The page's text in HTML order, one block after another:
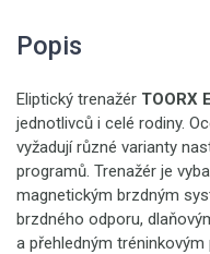
Popis
Eliptický trenažér TOORX
jednotlivců i celé rodiny.
vyžadují různé varianty
programů. Trenažér je
magnetickým brzdným
brzdného odporu,
a přehledným